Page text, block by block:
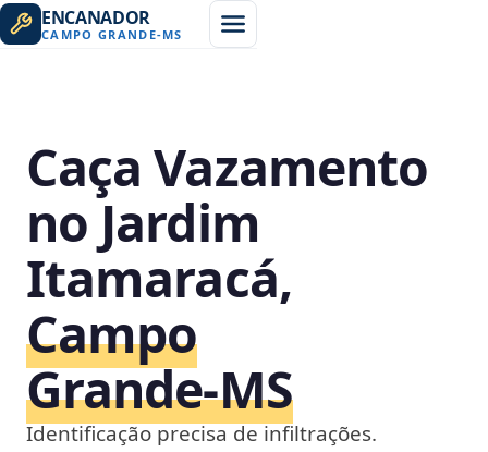
ENCANADOR
CAMPO GRANDE-MS
Caça Vazamento
no Jardim
Itamaracá,
Campo
Grande‑MS
Identificação precisa de infiltrações.